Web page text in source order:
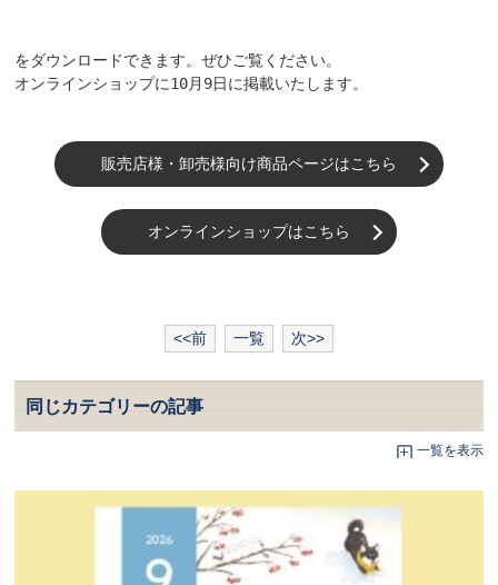
をダウンロードできます。ぜひご覧ください。
オンラインショップに10月9日に掲載いたします。
販売店様・卸売様向け商品ページはこちら
オンラインショップはこちら
<<前 一覧 次>>
同じカテゴリーの記事
一覧を表示